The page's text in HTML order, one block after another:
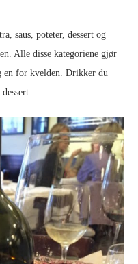
saus, poteter, dessert og
Alle disse kategoriene gjør
en for kvelden. Drikker du